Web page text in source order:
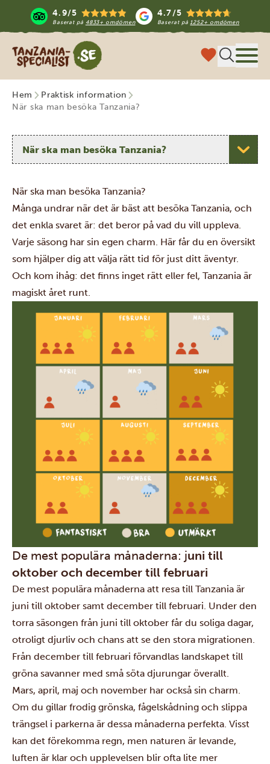
4.9/5
Baserat på 4833+ omdömen
4.7/5
Baserat på1252+ omdömen
Tanzania Specialist
Hem
Praktisk information
När ska man besöka Tanzania?
Välj ett ämne
När ska man besöka Tanzania?
Många undrar när det är bäst att besöka Tanzania, och
det enkla svaret är: det beror på vad du vill uppleva.
Varje säsong har sin egen charm. Här får du en översikt
som hjälper dig att välja rätt tid för just ditt äventyr.
Och kom ihåg: det finns inget rätt eller fel, Tanzania är
magiskt året runt.
De mest populära månaderna: juni till
oktober och december till februari
De mest populära månaderna att resa till Tanzania är
juni till oktober samt december till februari. Under den
torra säsongen från juni till oktober får du soliga dagar,
otroligt djurliv och chans att se den stora migrationen.
Från december till februari förvandlas landskapet till
gröna savanner med små söta djurungar överallt.
Mars, april, maj och november har också sin charm.
Om du gillar frodig grönska, fågelskådning och slippa
trängsel i parkerna är dessa månaderna perfekta. Visst
kan det förekomma regn, men naturen är levande,
luften är klar och upplevelsen blir ofta lite mer